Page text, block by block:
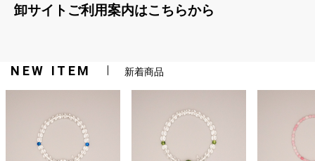
卸サイトご利用案内はこちらから
NEW ITEM 新着商品